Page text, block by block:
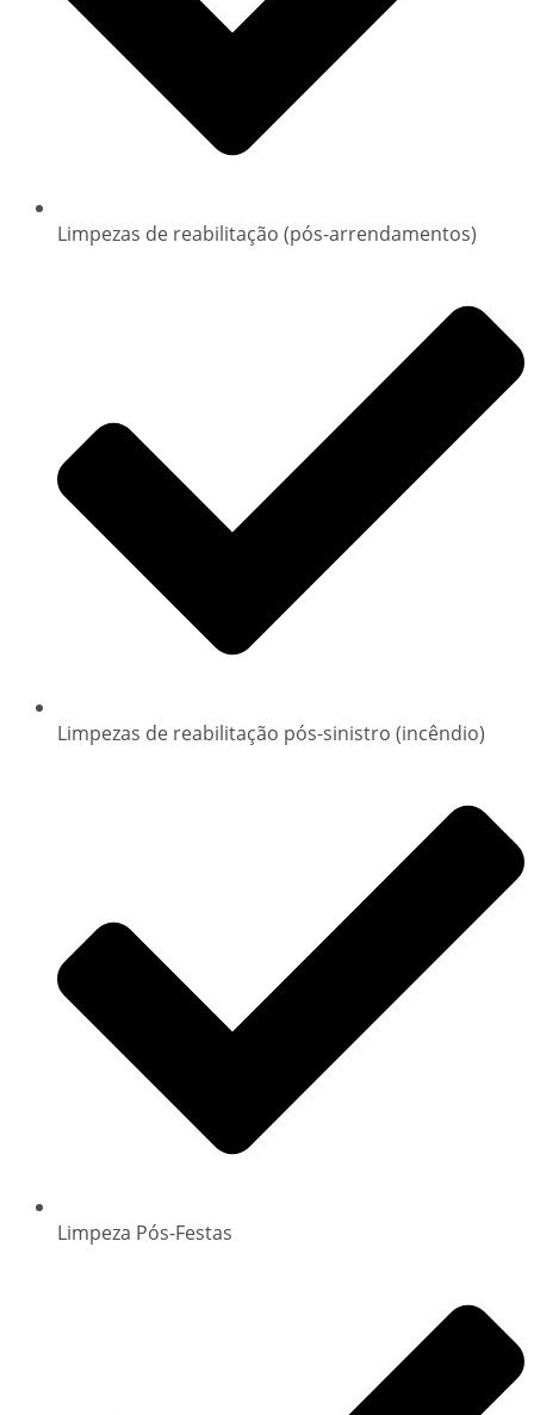
Limpezas de reabilitação (pós-arrendamentos)
Limpezas de reabilitação pós-sinistro (incêndio)
Limpeza Pós-Festas